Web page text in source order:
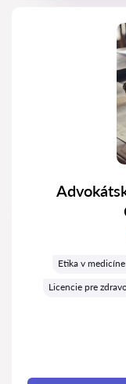
Etika v
Licencie pre